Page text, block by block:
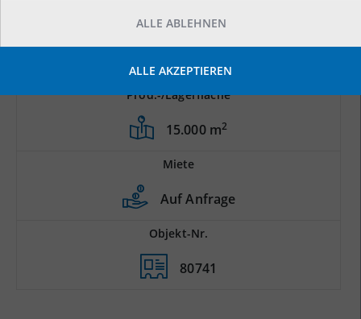
Prod.-/Lagerfläche
15.000 m2
Miete
Auf Anfrage
Objekt-Nr.
80741
ALLE ABLEHNEN
ALLE AKZEPTIEREN